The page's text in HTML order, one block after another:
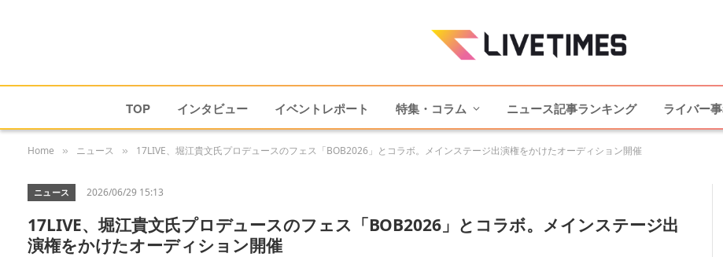
TOP インタビュー イベントレポート 特集・コラム ニュース記事ランキング ライバー
Home » ニュース » 17LIVE、堀江貴文氏プロデュースのフェス「BOB2026」とコラボ。メインステージ出演権をかけたオーディション開催
ニュース 2026/06/29 15:13
17LIVE、堀江貴文氏プロデュースのフェス「BOB2026」とコラボ。メインステージ出
演権をかけたオーディション開催